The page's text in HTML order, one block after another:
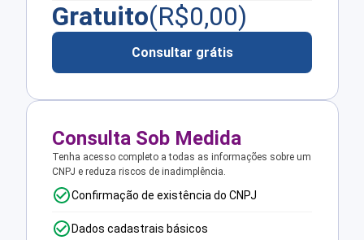
Gratuito(R$0,00)
Consultar grátis
Consulta Sob Medida
Tenha acesso completo a todas as informações sobre um
CNPJ e reduza riscos de inadimplência.
Confirmação de existência do CNPJ
Dados cadastrais básicos